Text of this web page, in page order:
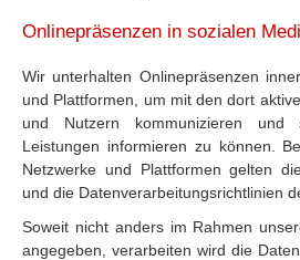
Onlinepräsenzen in sozialen
Wir unterhalten Onlinepräsenzen
und Plattformen, um mit den dort
und Nutzern kommunizieren
Leistungen informieren zu können.
Netzwerke und Plattformen gelten
und die Datenverarbeitungsrichtlinien
Soweit nicht anders im Rahmen
angegeben, verarbeiten wird die